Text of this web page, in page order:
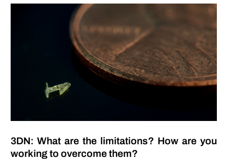
3DN: What are the limitations? How are you
working to overcome them?